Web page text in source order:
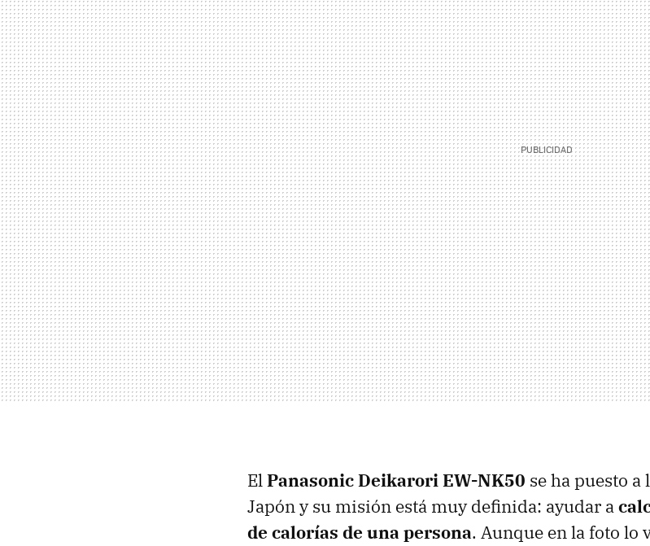
ElPanasonic Deikarori EW-NK50 se ha puesto a
Japón y su misión está muy definida: ayudar a
de calorías de una persona. Aunque en la foto lo